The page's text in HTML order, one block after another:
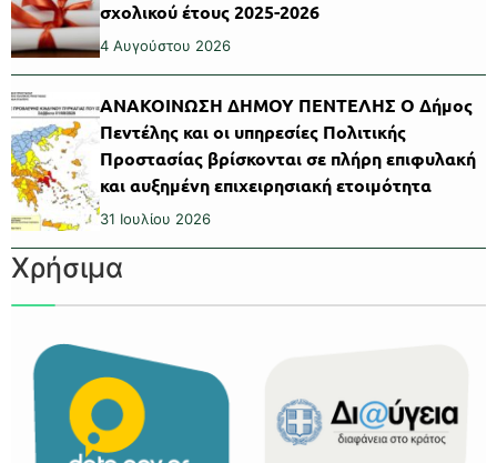
σχολικού έτους 2025-2026
4 Αυγούστου 2026
ΑΝΑΚΟΙΝΩΣΗ ΔΗΜΟΥ ΠΕΝΤΕΛΗΣ Ο Δήμος
Πεντέλης και οι υπηρεσίες Πολιτικής
Προστασίας βρίσκονται σε πλήρη επιφυλακή
και αυξημένη επιχειρησιακή ετοιμότητα
31 Ιουλίου 2026
Χρήσιμα